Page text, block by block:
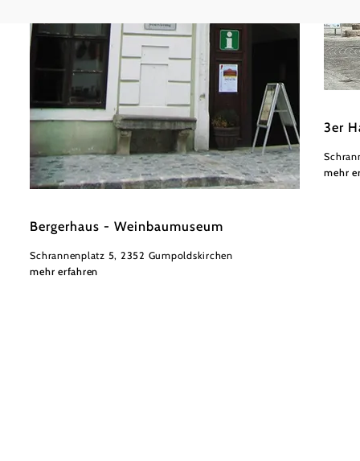
Bergerhaus - Weinbaumuseum
Schrannenplatz 5, 2352 Gumpoldskirchen
mehr erfahren
3er
mehr